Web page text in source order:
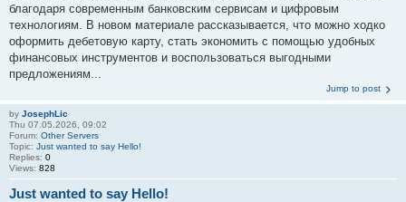
благодаря современным банковским сервисам и цифровым
технологиям. В новом материале рассказывается, что можно ходко
оформить дебетовую карту, стать экономить с помощью удобных
финансовых инструментов и воспользоваться выгодными
предложениям...
Jump to post
by JosephLic
Thu 07.05.2026, 09:02
Forum: Other Servers
Topic: Just wanted to say Hello!
Replies: 0
Views: 828
Just wanted to say Hello!